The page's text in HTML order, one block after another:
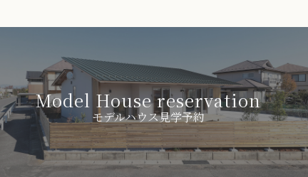
Model House reservation
モデルハウス見学予約